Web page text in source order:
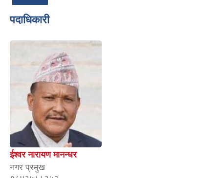
पदाधिकारी
ईश्वर नारायण मानन्धर
नगर प्रमुख